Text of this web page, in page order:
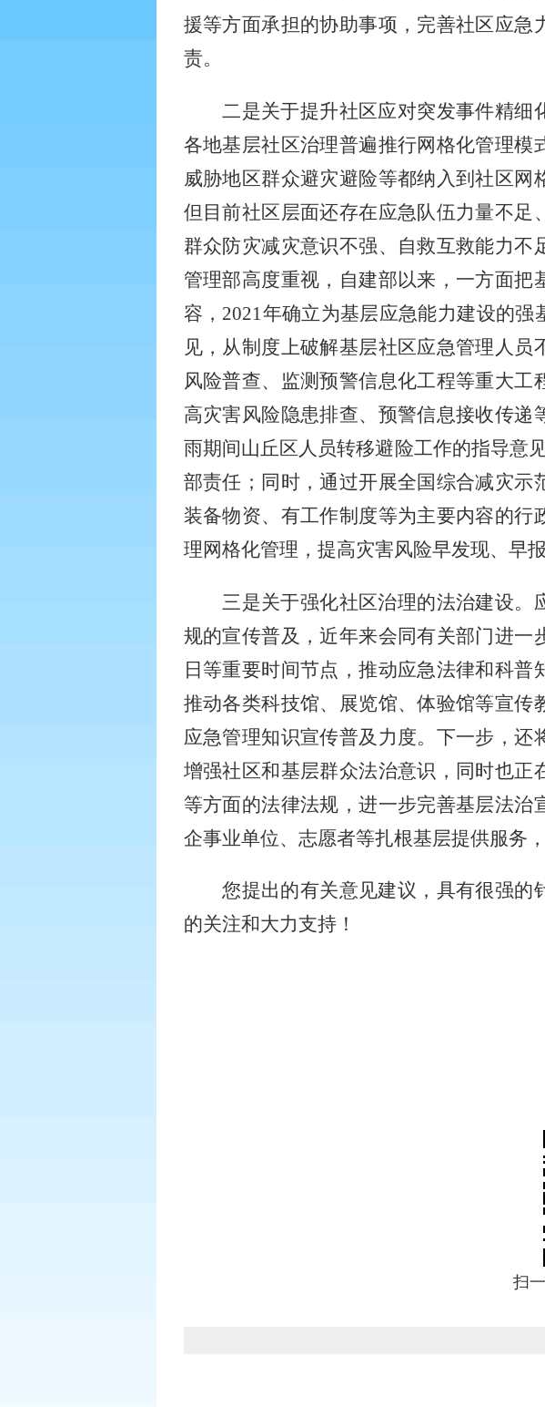
援等方面承担的协助事项，完善社区应
责。
二是关于提升社区应对突发事件精细
各地基层社区治理普遍推行网格化管理
威胁地区群众避灾避险等都纳入到社区网
但目前社区层面还存在应急队伍力量不足
群众防灾减灾意识不强、自救互救能力
管理部高度重视，自建部以来，一方面
容， 2021 年确立为基层应急能力建设的强
见，从制度上破解基层社区应急管理人
风险普查、监测预警信息化工程等重大
高灾害风险隐患排查、预警信息接收传
雨期间山丘区人员转移避险工作的指导意
部责任；同时，通过开展全国综合减灾
装备物资、有工作制度等为主要内容的
理网格化管理，提高灾害风险早发现、早
三是关于强化社区治理的法治建设
规的宣传普及，近年来会同有关部门进
日等重要时间节点，推动应急法律和科普
推动各类科技馆、展览馆、体验馆等宣
应急管理知识宣传普及力度。下一步，还
增强社区和基层群众法治意识，同时也
等方面的法律法规，进一步完善基层法治
企事业单位、志愿者等扎根基层提供服务
您提出的有关意见建议，具有很强的
的关注和大力支持！
扫